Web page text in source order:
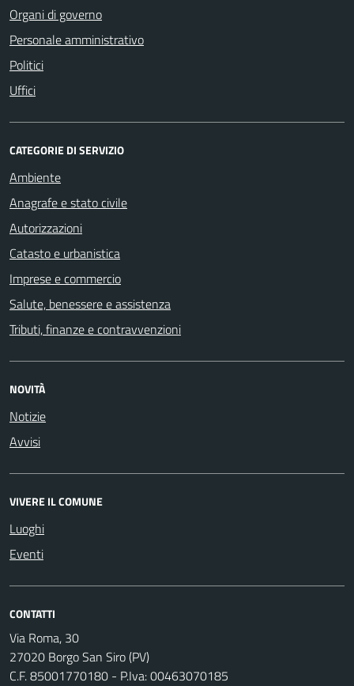
Organi di governo
Personale amministrativo
Politici
Uffici
CATEGORIE DI SERVIZIO
Ambiente
Anagrafe e stato civile
Autorizzazioni
Catasto e urbanistica
Imprese e commercio
Salute, benessere e assistenza
Tributi, finanze e contravvenzioni
NOVITÀ
Notizie
Avvisi
VIVERE IL COMUNE
Luoghi
Eventi
CONTATTI
Via Roma, 30
27020 Borgo San Siro (PV)
C.F. 85001770180 - P.Iva: 00463070185